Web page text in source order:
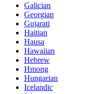
Galician
Georgian
Gujarati
Haitian
Hausa
Hawaiian
Hebrew
Hmong
Hungarian
Icelandic